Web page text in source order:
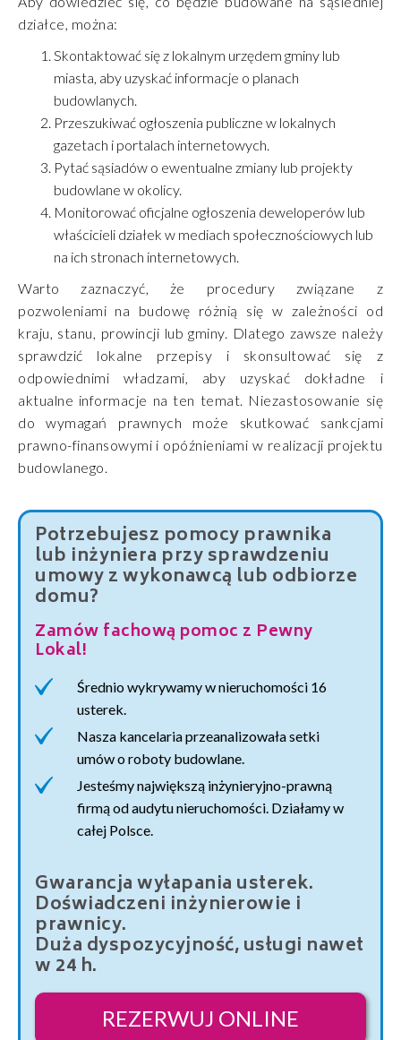
działce, można:
Skontaktować się z lokalnym urzędem gminy lub
miasta, aby uzyskać informacje o planach
budowlanych.
Przeszukiwać ogłoszenia publiczne w lokalnych
gazetach i portalach internetowych.
Pytać sąsiadów o ewentualne zmiany lub projekty
budowlane w okolicy.
Monitorować oficjalne ogłoszenia deweloperów lub
właścicieli działek w mediach społecznościowych lub
na ich stronach internetowych.
Warto zaznaczyć, że procedury związane z
pozwoleniami na budowę różnią się w zależności od
kraju, stanu, prowincji lub gminy. Dlatego zawsze należy
sprawdzić lokalne przepisy i skonsultować się z
odpowiednimi władzami, aby uzyskać dokładne i
aktualne informacje na ten temat. Niezastosowanie się
do wymagań prawnych może skutkować sankcjami
prawno-finansowymi i opóźnieniami w realizacji projektu
budowlanego.
Potrzebujesz pomocy prawnika
lub inżyniera przy sprawdzeniu
umowy z wykonawcą lub odbiorze
domu?
Zamów fachową pomoc z Pewny
Lokal!
Średnio wykrywamy w nieruchomości 16
usterek.
Nasza kancelaria przeanalizowała setki
umów o roboty budowlane.
Jesteśmy największą inżynieryjno-prawną
firmą od audytu nieruchomości. Działamy w
całej Polsce.
Gwarancja wyłapania usterek.
Doświadczeni inżynierowie i
prawnicy.
Duża dyspozycyjność, usługi nawet
w 24 h.
REZERWUJ ONLINE